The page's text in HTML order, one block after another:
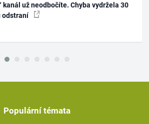
kanál už neodbočíte. Chyba vydržela 30
odstraní
Populární témata